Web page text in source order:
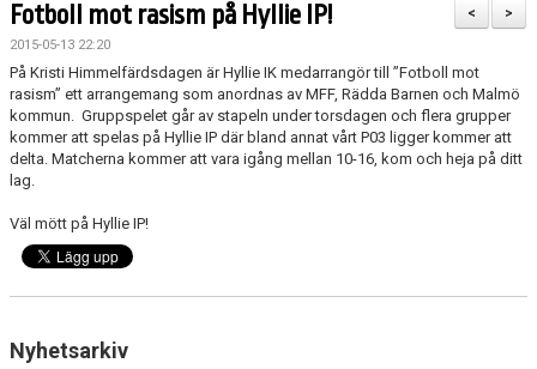
OM HYLLIE IK
KONTAKT
KIOSKEN
HYLLIEDAGEN
MEDLEMSKAP
>
<
Fotboll mot rasism på Hyllie IP!
2015-05-13 22:20
På Kristi Himmelfärdsdagen är Hyllie IK medarrangör till ”Fotboll mot
rasism” ett arrangemang som anordnas av MFF, Rädda Barnen och Malmö
kommun. Gruppspelet går av stapeln under torsdagen och flera grupper
kommer att spelas på Hyllie IP där bland annat vårt P03 ligger kommer att
delta. Matcherna kommer att vara igång mellan 10-16, kom och heja på ditt
lag.
Väl mött på Hyllie IP!
Nyhetsarkiv